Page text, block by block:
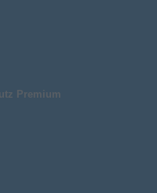
Premium